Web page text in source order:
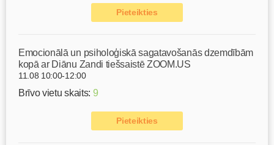
Pieteikties
Emocionālā un psiholoģiskā sagatavošanās dzemdībām
kopā ar Diānu Zandi tiešsaistē ZOOM.US
11.08 10:00-12:00
Brīvo vietu skaits: 9
Pieteikties